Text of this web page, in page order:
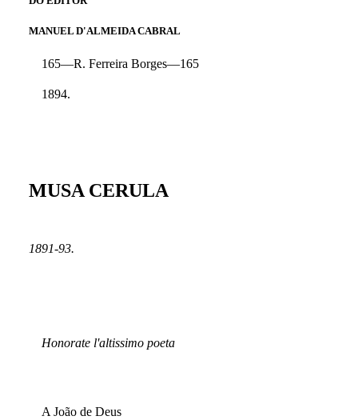
MANUEL D'ALMEIDA CABRAL
165—R. Ferreira Borges—165
1894.
MUSA CERULA
1891-93.
Honorate l'altissimo poeta
A João de Deus